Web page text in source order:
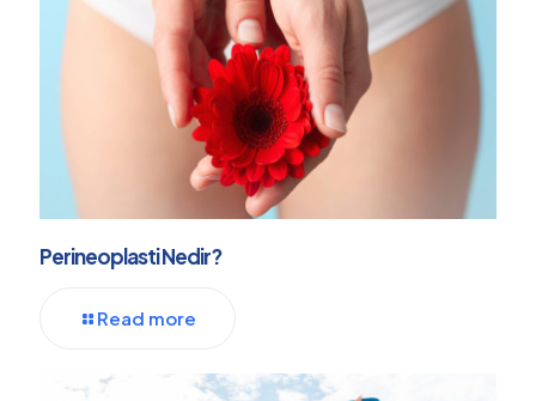
Perineoplasti Nedir?
Read more